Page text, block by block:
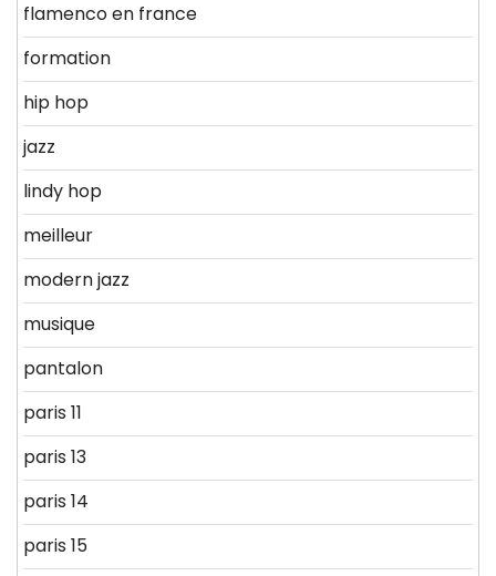
flamenco en france
formation
hip hop
jazz
lindy hop
meilleur
modern jazz
musique
pantalon
paris 11
paris 13
paris 14
paris 15